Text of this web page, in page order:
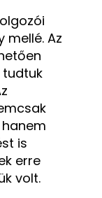
mellé. Az
is
erre
volt.